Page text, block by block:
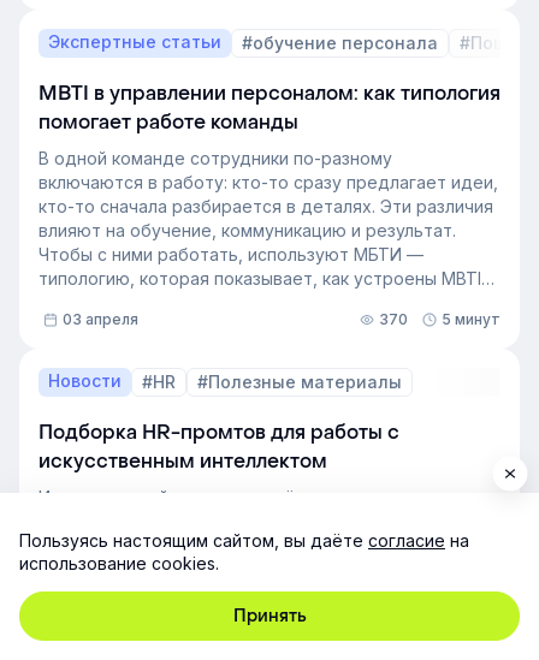
вручную — трудоёмкая задача. Однако с приходом
автоматизации формирование кадрового запаса
перестало требовать большого ресурса. Теперь это
важный инструмент для любой компании, которая не
хочет зависеть от капризов рынка труда. В статье
разберёмся, как выстроить процесс формирование
кадрового резерва с помощью современных
инструментов.
Экспертные статьи #обучение персонала
MBTI в управлении персоналом: как типология
помогает работе команды
В одной команде сотрудники по-разному
включаются в работу: кто-то сразу предлагает идеи,
кто-то сначала разбирается в деталях. Эти различия
влияют на обучение, коммуникацию и результат.
Чтобы с ними работать, используют МБТИ —
типологию, которая показывает, как устроены MBTI
это тестирование применяют в бизнесе и какую
03 апреля 370 5 минут
Новости #HR #Полезные материалы
Подборка HR-промтов для работы с
искусственным интеллектом
Искусственный интеллект всё активнее используется
адаптации сотрудников до HR-аналитики и развития
команд. Компании внедряют AI-инструменты, чтобы
автоматизировать рутинные задачи, ускорить
процессы и принимать решения на основе данных.
Пользуясь настоящим сайтом, вы даёте согласие на
использование cookies.
Принять